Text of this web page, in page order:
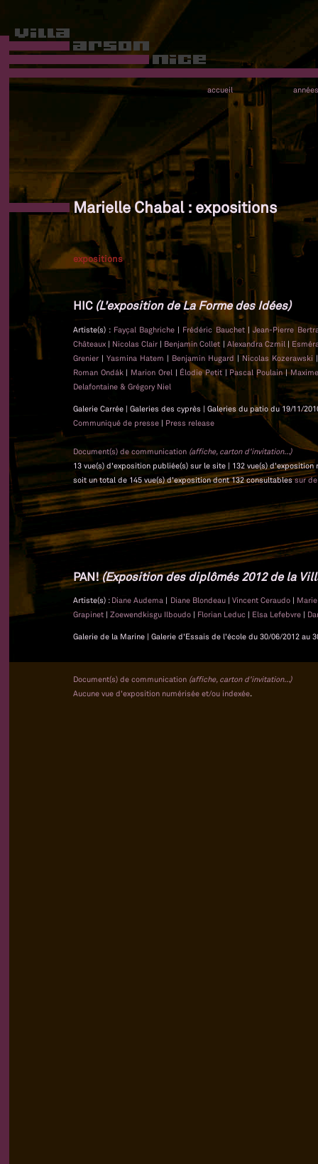
accueil années
Marielle Chabal : expositions
expositions
HIC(L'exposition de La Forme des Idées)
Artiste(s) : Fayçal Baghriche | Frédéric Bauchet |Jean-Pierre
Châteaux | Nicolas Clair | Benjamin Collet | Alexandra Czmil |
Grenier | Yasmina Hatem | Benjamin Hugard |Nicolas Kozerawski
Roman Ondák | Marion Orel | Élodie Petit |Pascal Poulain|
Delafontaine & Grégory Niel
Galerie Carrée | Galeries des cyprès | Galeries du patio du 19/11/
Communiqué de presse | Press release
Document(s) de communication (affiche, carton d'invitation...)
13 vue(s) d'exposition publiée(s) sur le site | 132 vue(s) d'exposition
soit un total de 145 vue(s) d'exposition dont 132 consultablessur
PAN!(Exposition des diplômés 2012 de la
Artiste(s) : Diane Audema | Diane Blondeau | Vincent Ceraudo |
Grapinet | Zoewendkisgu Ilboudo | Florian Leduc | Elsa Lefebvre |
Galerie de la Marine | Galerie d'Essais de l'école du 30/06/2012 au
Document(s) de communication (affiche, carton d'invitation...)
Aucune vue d'exposition numérisée et/ou indexée.